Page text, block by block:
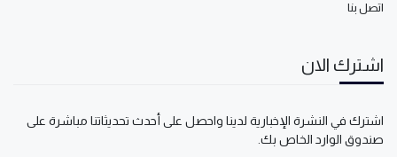
اتصل بنا
اشترك الان
اشترك في النشرة الإخبارية لدينا واحصل على أحدث تحديثاتنا مباشرة على
صندوق الوارد الخاص بك.